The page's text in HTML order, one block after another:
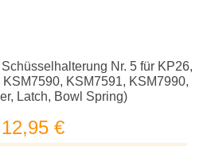
Nr. 5 für KP26,
KSM7591, KSM7990,
Latch, Bowl Spring)
12,95 €